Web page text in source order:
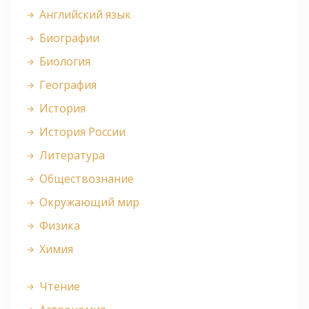
Английский язык
Биографии
Биология
География
История
История России
Литература
Обществознание
Окружающий мир
Физика
Химия
Чтение